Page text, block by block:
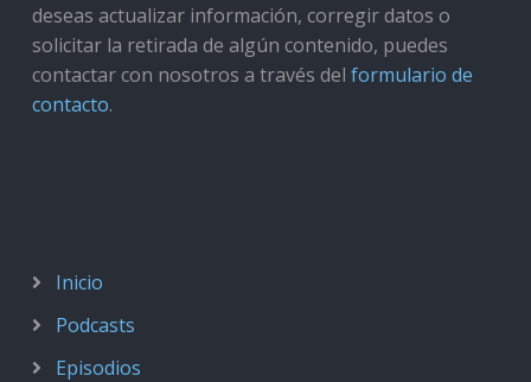
deseas actualizar información, corregir datos o
solicitar la retirada de algún contenido, puedes
contactar con nosotros a través del formulario de
contacto.
Inicio
Podcasts
Episodios